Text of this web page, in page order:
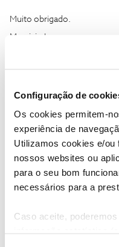
Configuração de
Os cookies permitem-
experiência de
Utilizamos cookies e/ou
nossos websites ou
para o seu bom
necessários para a
Caso aceite,
Muito obrigado.
Mauricio Lopes
Bom dia.
Obrigado pela prestatividade.
- cliente NOS - C *********